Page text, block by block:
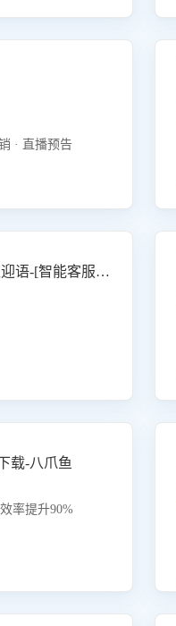
· 直播预告
京东-卡片样式发送欢迎语-[智能客服机器人]
载-八爪鱼
率提升90%